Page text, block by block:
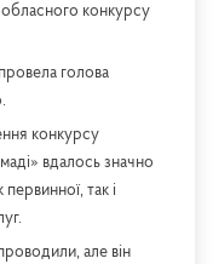
обласного конкурсу
голова
конкурсу
вдалось значно
так і
але він